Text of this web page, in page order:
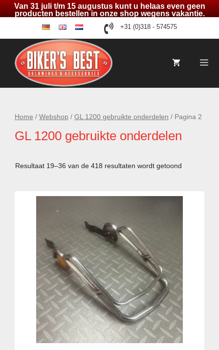
Van 31 juli t/m 15 augustus kunt u helaas even geen
producten bestellen in onze shop wegens vakantie.
inhoud
de en nl +31 (0)318 - 574575
Home / Webshop / GL 1200 gebruikte onderdelen / Pagina 2
GL 1200 gebruikte onderdelen
Resultaat 19–36 van de 418 resultaten wordt getoond